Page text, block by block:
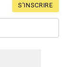
S'INSCRIRE